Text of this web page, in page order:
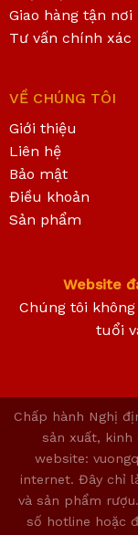
Giao hàng tận nơi
Tư vấn chính xác
VỀ CHÚNG TÔI
Giới thiệu
Liên hệ
Bảo mật
Điều khoản
Sản phẩm
Website
Chúng tôi
tuổi
Chấp hành Nghị
sản xuất, kinh
website:
internet. Đây chỉ
và sản phẩm
số hotline hoặc